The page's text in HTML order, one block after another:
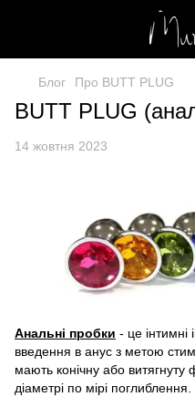
Блог Про BUTT PLUG
BUTT PLUG
14 жовтня 2023
Анальні пробки - це інтимні
введення в анус з метою
мають конічну або витягнуту
діаметрі по мірі